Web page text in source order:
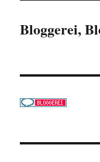
Bloggerei,